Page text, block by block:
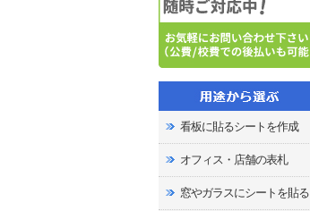
看板に貼るシートを作成
オフィス・店舗の表札
窓やガラスにシートを貼る